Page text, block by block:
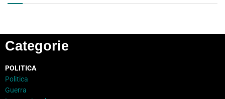
Categorie
POLITICA
Politica
Guerra